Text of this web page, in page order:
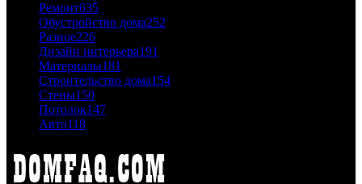
Ремонт635
Обустройство дома252
Разное226
Дизайн интерьера191
Материалы181
Строительство дома154
Стены150
Потолок147
Авто118